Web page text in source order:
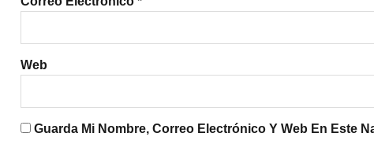
Web
Guarda Mi Nombre, Correo Electrónico Y Web En Este